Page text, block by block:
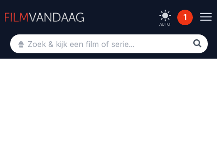
AUTO
1